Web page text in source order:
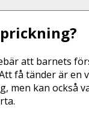
att barnets
få tänder är en
men kan också